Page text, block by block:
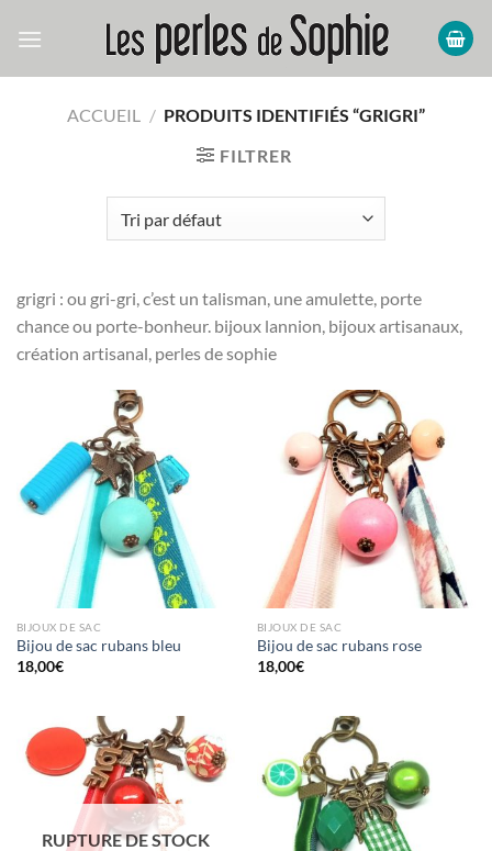
ACCUEIL / PRODUITS IDENTIFIÉS “GRIGRI”
FILTRER
grigri : ou gri-gri, c’est un talisman, une amulette, porte
chance ou porte-bonheur. bijoux lannion, bijoux artisanaux,
création artisanal, perles de sophie
BIJOUX DE SAC
Bijou de sac rubans bleu
18,00€
BIJOUX DE SAC
Bijou de sac rubans rose
18,00€
RUPTURE DE STOCK